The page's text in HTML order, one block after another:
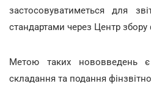
застосовуватиметься для
стандартами через Центр збору
Метою таких нововведень є
складання та подання